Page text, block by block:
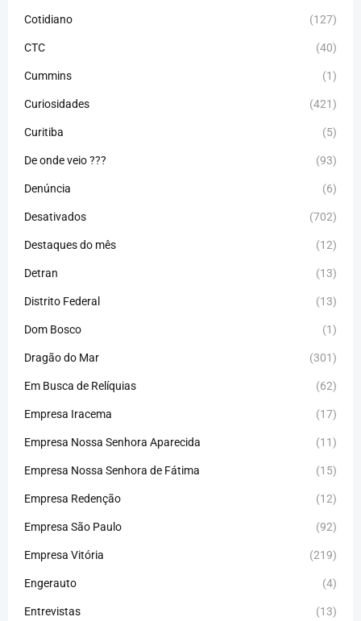
Cotidiano (127)
CTC (40)
Cummins (1)
Curiosidades (421)
Curitiba (5)
De onde veio ??? (93)
Denúncia (6)
Desativados (702)
Destaques do mês (12)
Detran (13)
Distrito Federal (13)
Dom Bosco (1)
Dragão do Mar (301)
Em Busca de Relíquias (62)
Empresa Iracema (17)
Empresa Nossa Senhora Aparecida (11)
Empresa Nossa Senhora de Fátima (15)
Empresa Redenção (12)
Empresa São Paulo (92)
Empresa Vitória (219)
Engerauto (4)
Entrevistas (13)